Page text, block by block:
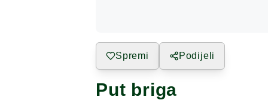
Spremi Podijeli
Put briga